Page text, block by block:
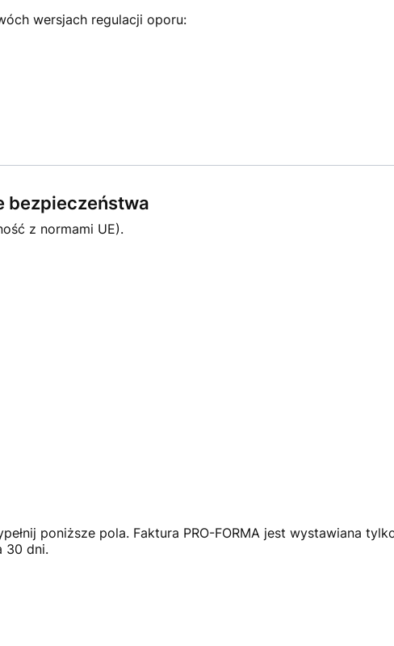
wersjach regulacji oporu:
bezpieczeństwa
z normami UE).
poniższe pola. Faktura PRO-FORMA jest wystawiana
30 dni.